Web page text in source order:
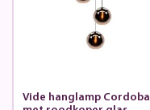
Vide hanglamp Cordoba